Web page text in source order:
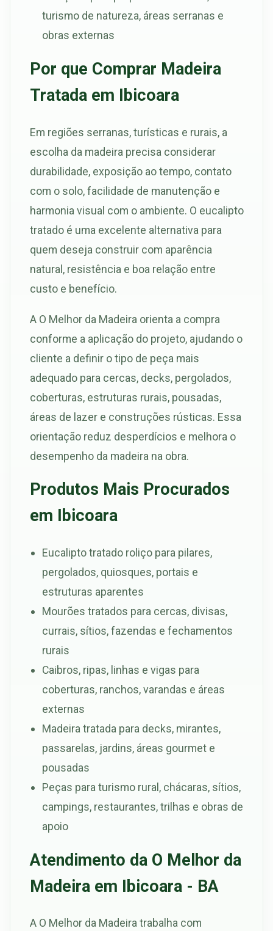
turismo de natureza, áreas serranas e
obras externas
Por que Comprar Madeira
Tratada em Ibicoara
Em regiões serranas, turísticas e rurais, a
escolha da madeira precisa considerar
durabilidade, exposição ao tempo, contato
com o solo, facilidade de manutenção e
harmonia visual com o ambiente. O eucalipto
tratado é uma excelente alternativa para
quem deseja construir com aparência
natural, resistência e boa relação entre
custo e benefício.
A O Melhor da Madeira orienta a compra
conforme a aplicação do projeto, ajudando o
cliente a definir o tipo de peça mais
adequado para cercas, decks, pergolados,
coberturas, estruturas rurais, pousadas,
áreas de lazer e construções rústicas. Essa
orientação reduz desperdícios e melhora o
desempenho da madeira na obra.
Produtos Mais Procurados
em Ibicoara
Eucalipto tratado roliço para pilares,
pergolados, quiosques, portais e
estruturas aparentes
Mourões tratados para cercas, divisas,
currais, sítios, fazendas e fechamentos
rurais
Caibros, ripas, linhas e vigas para
coberturas, ranchos, varandas e áreas
externas
Madeira tratada para decks, mirantes,
passarelas, jardins, áreas gourmet e
pousadas
Peças para turismo rural, chácaras, sítios,
campings, restaurantes, trilhas e obras de
apoio
Atendimento da O Melhor da
Madeira em Ibicoara - BA
A O Melhor da Madeira trabalha com